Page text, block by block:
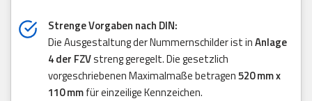
Strenge Vorgaben nach DIN:
Die Ausgestaltung der Nummernschilder ist inAnlage
4 der FZVstreng geregelt. Die gesetzlich
vorgeschriebenen Maximalmaße betragen520 mm x
110 mmfür einzeilige Kennzeichen.